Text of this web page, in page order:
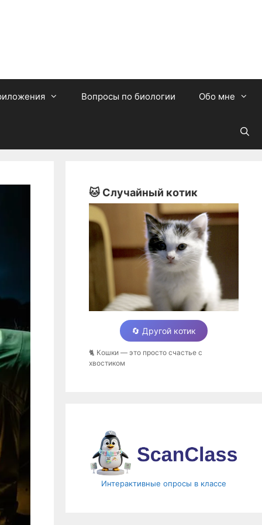
Вопросы по биологии Обо мне
🐱 Случайный котик
🔄 Другой котик
🐈 Кошки — это просто счастье с
хвостиком
Интерактивные опросы в классе